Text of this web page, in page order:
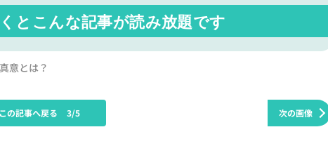
と こんな記事が読み放題です
意とは？
次の画像
この記事へ戻る 3/5